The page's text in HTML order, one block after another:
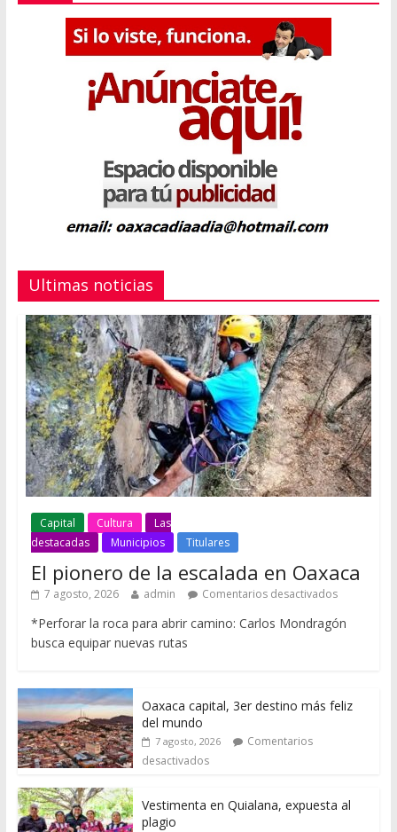
Ultimas noticias
Capital Cultura
Las
destacadas
Municipios Titulares
El pionero de la escalada en Oaxaca
7 agosto, 2026 admin Comentarios desactivados
*Perforar la roca para abrir camino: Carlos Mondragón
busca equipar nuevas rutas
Oaxaca capital, 3er destino más feliz
del mundo
7 agosto, 2026
Comentarios
desactivados
Vestimenta en Quialana, expuesta al
plagio